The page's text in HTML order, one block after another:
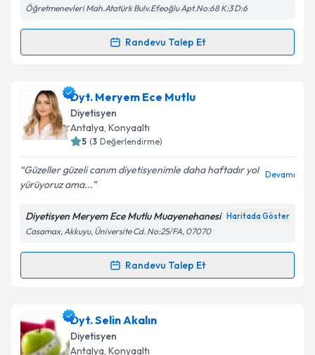
Kişisel verilerimin işlenmesine ilişkinAydınlatma
'ni okudum ve kişisel verilerimin belirtilen
kapsamda işlenmesini kabul ediyorum.
Takvim Talebini Gönder
Öğretmenevleri Mah.Atatürk Bulv.Efeoğlu Apt.No:68 K:3 D:6
Randevu Talep Et
Randevu Takvimi Talebi
Dyt. Gülrüya Kurnaziçin randevu takvimi talebi
oluşturun. Size bu uzmandan randevu almanız için bir
takvim hazırlandığında e-posta ile bilgilendireceğiz.
Kişisel verilerimin işlenmesine ilişkin Aydınlatma
Metni'ni okudum ve kişisel verilerimin belirtilen
kapsamda işlenmesini kabul ediyorum.
Dyt. Meryem Ece Mutlu
Diyetisyen
Antalya, Konyaaltı
5 (3 Değerlendirme)
Güzeller güzeli canım diyetisyenimle daha haftadır yol
yürüyoruz ama...
Devamı
Diyetisyen Meryem Ece Mutlu Muayenehanesi Haritada Göster
Casamax, Akkuyu, Üniversite Cd. No:25/FA, 07070
Randevu Talep Et
Randevu Takvimi Talebi
Dyt. Meryem Ece Mutlu
oluşturun. Size bu uzmandan randevu almanız için bir
takvim hazırlandığında e-posta ile bilgilendireceğiz.
Dyt. Selin Akalın
Diyetisyen
Antalya, Konyaaltı